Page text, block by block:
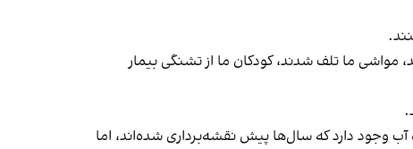
ما تلف شدند، کودکان ما از تشنگی بیمار
وجود دارد که سال‌ها پیش نقشه‌برداری شده‌اند، اما